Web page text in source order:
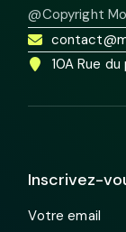
@Copyright
10A Rue
Inscrivez-
Votre email